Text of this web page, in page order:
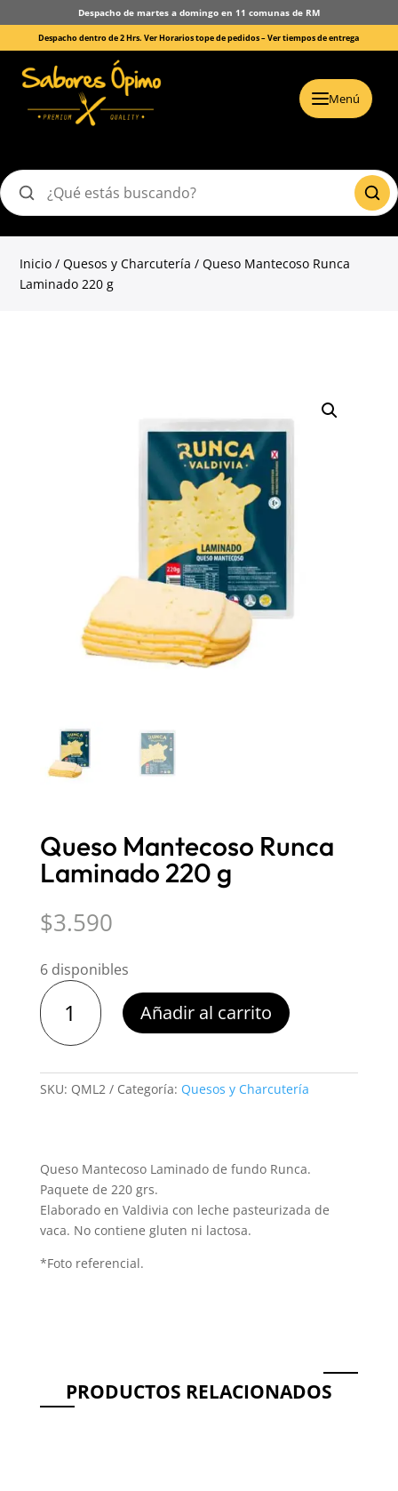
Despacho de martes a domingo en 11 comunas de RM
Despacho dentro de 2 Hrs. Ver Horarios tope de pedidos –Ver tiempos de entrega
Menú
Buscar
Inicio /Quesos y Charcutería / Queso Mantecoso Runca
Laminado 220 g
Queso Mantecoso Runca
Laminado 220 g
$3.590
6 disponibles
Queso
Mantecoso
Runca
Laminado
220
g
Añadir al carrito
SKU: QML2 Categoría: Quesos y Charcutería
Queso Mantecoso Laminado de fundo Runca.
Paquete de 220 grs.
Elaborado en Valdivia con leche pasteurizada de
vaca. No contiene gluten ni lactosa.
*Foto referencial.
PRODUCTOS RELACIONADOS